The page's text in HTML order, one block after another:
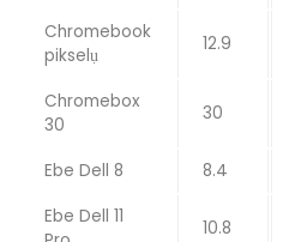
Chromebook
pikselụ
12.9
Chromebox
30
30
Ebe Dell 8 8.4
Ebe Dell 11
10.8